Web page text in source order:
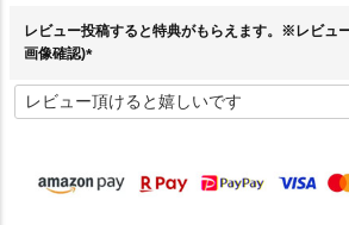
レビュー投稿すると特典がもらえます。※レビュ
画像確認)
必
須